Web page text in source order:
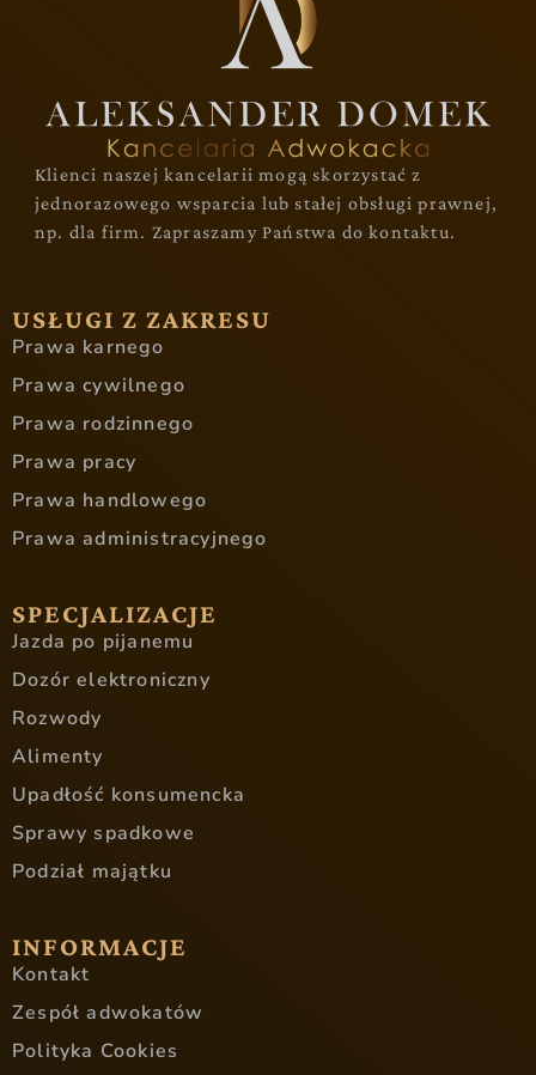
Klienci naszej kancelarii mogą skorzystać z
jednorazowego wsparcia lub stałej obsługi prawnej,
np. dla firm. Zapraszamy Państwa do kontaktu.
USŁUGI Z ZAKRESU
Prawa karnego
Prawa cywilnego
Prawa rodzinnego
Prawa pracy
Prawa handlowego
Prawa administracyjnego
SPECJALIZACJE
Jazda po pijanemu
Dozór elektroniczny
Rozwody
Alimenty
Upadłość konsumencka
Sprawy spadkowe
Podział majątku
INFORMACJE
Kontakt
Zespół adwokatów
Polityka Cookies